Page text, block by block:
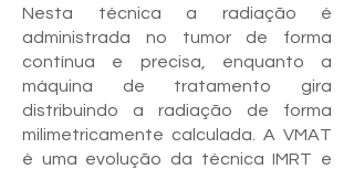
Nesta técnica a radiação é
administrada no tumor de forma
contínua e precisa, enquanto a
máquina de tratamento gira
distribuindo a radiação de forma
milimetricamente calculada. A VMAT
é uma evolução da técnica IMRT e